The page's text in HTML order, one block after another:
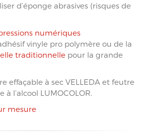
d’éponge abrasives (risques de
numériques
vinyle pro polymère ou de la
traditionnelle pour la grande
effaçable à sec VELLEDA et feutre
l’alcool LUMOCOLOR.
mesure